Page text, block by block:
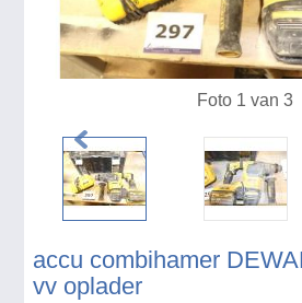
accu combihamer
vv oplader
Foto 1 van 3